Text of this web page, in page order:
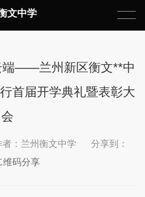
文中学
端——兰州新区衡文**中
首届开学典礼暨表彰大
会
者：兰州衡文中学
分享到：
维码分享